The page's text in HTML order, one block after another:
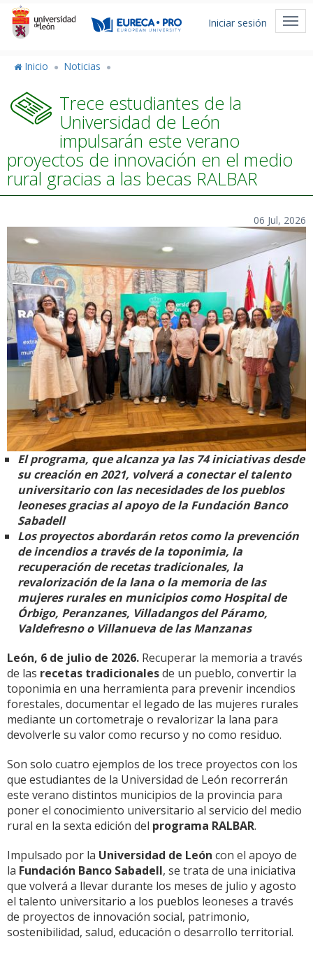
Pasar
contenido
Menú
usuario
Iniciar sesión
Inicio Noticias
Trece estudiantes de la
Universidad de León
impulsarán este verano
proyectos de innovación en el medio
rural gracias a las becas RALBAR
06 Jul, 2026
El programa, que alcanza ya las 74 iniciativas desde
su creación en 2021, volverá a conectar el talento
universitario con las necesidades de los pueblos
leoneses gracias al apoyo de la Fundación Banco
Sabadell
Los proyectos abordarán retos como la prevención
de incendios a través de la toponimia, la
recuperación de recetas tradicionales, la
revalorización de la lana o la memoria de las
mujeres rurales en municipios como Hospital de
Órbigo, Peranzanes, Villadangos del Páramo,
Valdefresno o Villanueva de las Manzanas
León, 6 de julio de 2026. Recuperar la memoria a través
de las recetas tradicionalesde un pueblo, convertir la
toponimia en una herramienta para prevenir incendios
forestales, documentar el legado de las mujeres rurales
mediante un cortometraje o revalorizar la lana para
devolverle su valor como recurso y no como residuo.
Son solo cuatro ejemplos de los trece proyectos con los
que estudiantes de la Universidad de León recorrerán
este verano distintos municipios de la provincia para
poner el conocimiento universitario al servicio del medio
rural en la sexta edición del programa RALBAR.
Impulsado por la Universidad de León con el apoyo de
la Fundación Banco Sabadell, se trata de una iniciativa
que volverá a llevar durante los meses de julio y agosto
el talento universitario a los pueblos leoneses a través
de proyectos de innovación social, patrimonio,
sostenibilidad, salud, educación o desarrollo territorial.